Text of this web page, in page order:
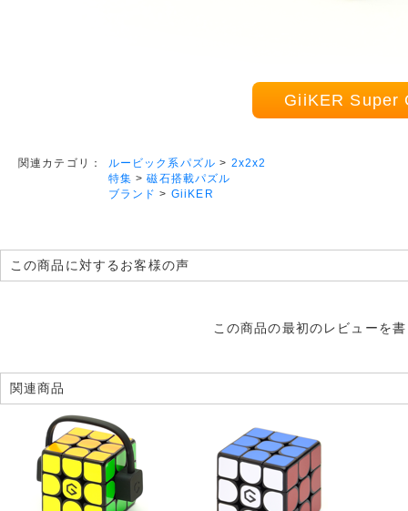
GiiKER Super
関連カテゴリ： ルービック系パズル > 2x2x2
特集 >磁石搭載パズル
ブランド > GiiKER
この商品に対するお客様の声
この商品の最初のレビューを
関連商品